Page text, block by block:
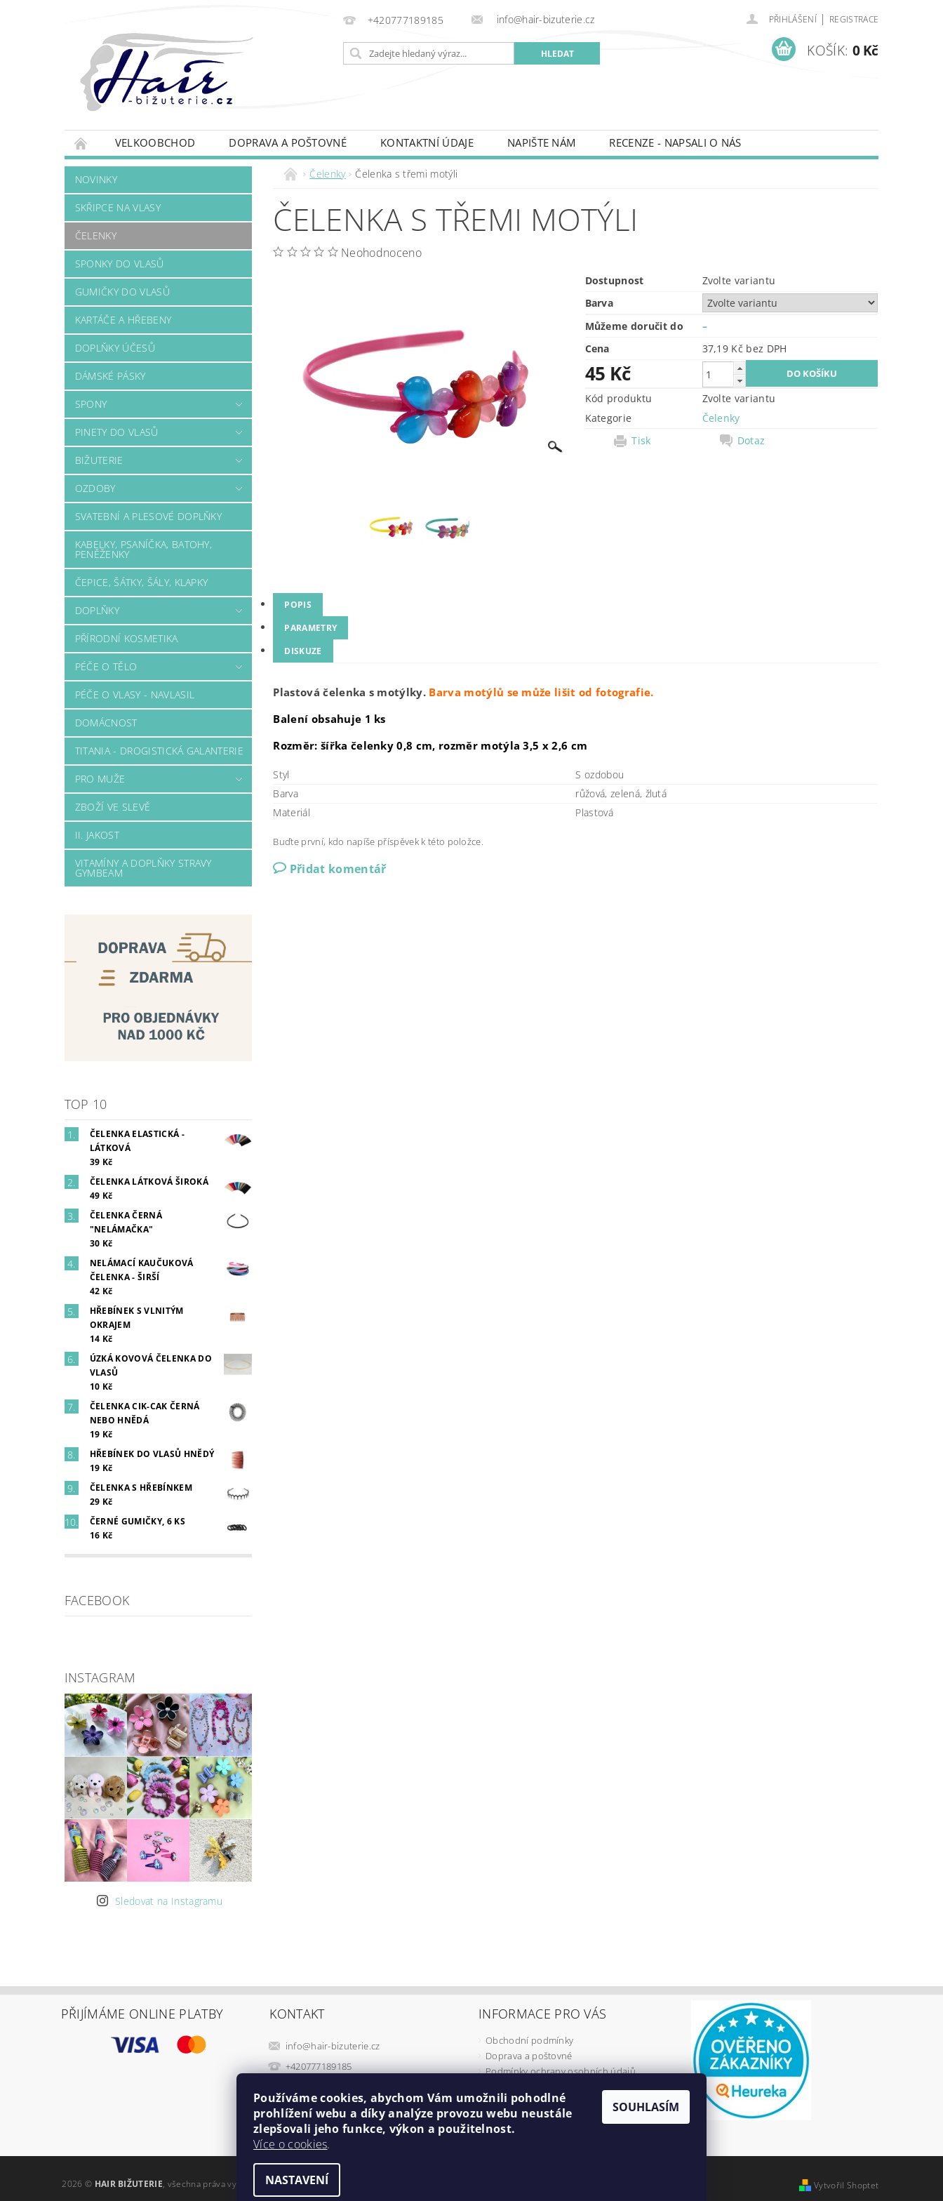
+420777189185 info@hair-bizuterie.cz PŘIHLÁŠENÍ | REGISTRACE
KOŠÍK: 0 Kč
VELKOOBCHOD DOPRAVA A POŠTOVNÉ KONTAKTNÍ ÚDAJE NAPIŠTE NÁM RECENZE - NAPSALI O NÁS
NOVINKY
SKŘIPCE NA VLASY
ČELENKY
SPONKY DO VLASŮ
GUMIČKY DO VLASŮ
KARTÁČE A HŘEBENY
DOPLŇKY ÚČESŮ
DÁMSKÉ PÁSKY
SPONY
PINETY DO VLASŮ
BIŽUTERIE
OZDOBY
SVATEBNÍ A PLESOVÉ DOPLŇKY
KABELKY, PSANÍČKA, BATOHY,
PENĚŽENKY
ČEPICE, ŠÁTKY, ŠÁLY, KLAPKY
DOPLŇKY
PŘÍRODNÍ KOSMETIKA
PÉČE O TĚLO
PÉČE O VLASY - NAVLASIL
DOMÁCNOST
TITANIA - DROGISTICKÁ GALANTERIE
PRO MUŽE
ZBOŽÍ VE SLEVĚ
II. JAKOST
VITAMÍNY A DOPLŇKY STRAVY
GYMBEAM
TOP 10
ČELENKA ELASTICKÁ -
LÁTKOVÁ
39 Kč
ČELENKA LÁTKOVÁ ŠIROKÁ
49 Kč
ČELENKA ČERNÁ
"NELÁMAČKA"
30 Kč
NELÁMACÍ KAUČUKOVÁ
ČELENKA - ŠIRŠÍ
42 Kč
HŘEBÍNEK S VLNITÝM
OKRAJEM
14 Kč
ÚZKÁ KOVOVÁ ČELENKA DO
VLASŮ
10 Kč
ČELENKA CIK-CAK ČERNÁ
NEBO HNĚDÁ
19 Kč
HŘEBÍNEK DO VLASŮ HNĚDÝ
19 Kč
ČELENKA S HŘEBÍNKEM
29 Kč
ČERNÉ GUMIČKY, 6 KS
16 Kč
FACEBOOK
INSTAGRAM
Sledovat na Instagramu
Čelenky Čelenka s třemi motýli
ČELENKA S TŘEMI MOTÝLI
Neohodnoceno
Dostupnost
Zvolte variantu
Barva
Můžeme doručit do
–
Cena
37,19 Kč bez DPH
45 Kč
Kód produktu
Zvolte variantu
Kategorie
Čelenky
Tisk
Dotaz
POPIS
PARAMETRY
DISKUZE
Plastová čelenka s motýlky. Barva motýlů se může lišit od fotografie.
Balení obsahuje 1 ks
Rozměr: šířka čelenky 0,8 cm, rozměr motýla 3,5 x 2,6 cm
Styl
S ozdobou
Barva
růžová, zelená, žlutá
Materiál
Plastová
Buďte první, kdo napíše příspěvek k této položce.
Přidat komentář
PŘIJÍMÁME ONLINE PLATBY KONTAKT
info@hair-bizuterie.cz
+420777189185
INFORMACE PRO VÁS
Obchodní podmínky
Doprava a poštovné
Podmínky ochrany osobních údajů
Odstoupení od smlouvy
Formulář pro reklamaci
Minimální cena objednávky
2026 © HAIR BIŽUTERIE, všechna práva vyhrazena Vytvořil Shoptet
Používáme cookies, abychom Vám umožnili pohodlné
prohlížení webu a díky analýze provozu webu neustále
zlepšovali jeho funkce, výkon a použitelnost.
Více o cookies.
NASTAVENÍ
SOUHLASÍM